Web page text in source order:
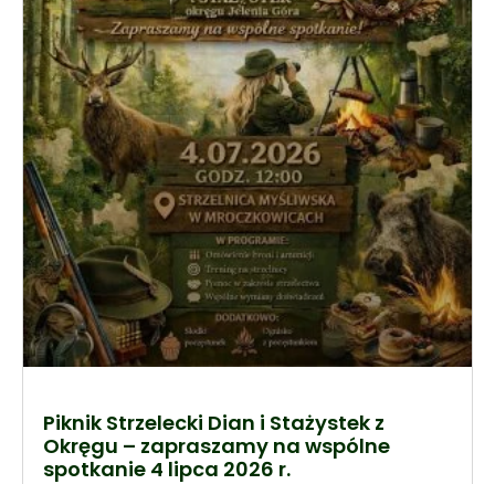
Piknik Strzelecki Dian i Stażystek z
Okręgu – zapraszamy na wspólne
spotkanie 4 lipca 2026 r.